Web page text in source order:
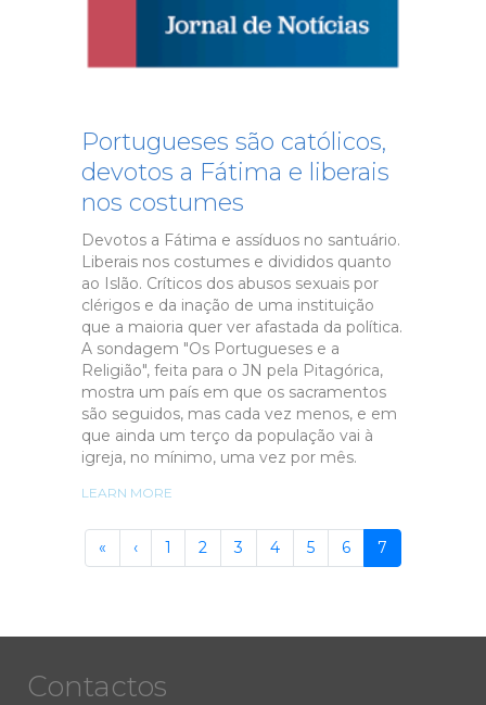
Portugueses são católicos,
devotos a Fátima e liberais
nos costumes
Devotos a Fátima e assíduos no santuário.
Liberais nos costumes e divididos quanto
ao Islão. Críticos dos abusos sexuais por
clérigos e da inação de uma instituição
que a maioria quer ver afastada da política.
A sondagem "Os Portugueses e a
Religião", feita para o JN pela Pitagórica,
mostra um país em que os sacramentos
são seguidos, mas cada vez menos, e em
que ainda um terço da população vai à
igreja, no mínimo, uma vez por mês.
LEARN MORE
Pagination
First
page
«
Previous
page
‹ Page
1 Page
2 Page
3 Page
4 Page
5 Page
6
Current
page
7
Contactos